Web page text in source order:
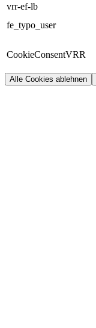
vrr-ef-lb
fe_typo_user
CookieConsentVRR
Alle Cookies ablehnen